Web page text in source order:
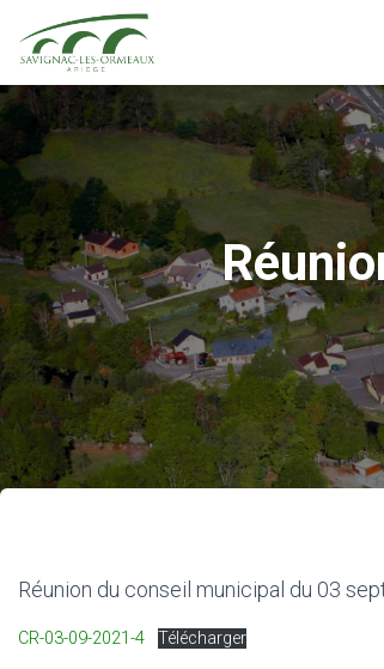
Réunion du conseil municipal du 03
CR-03-09-2021-4 Télécharger